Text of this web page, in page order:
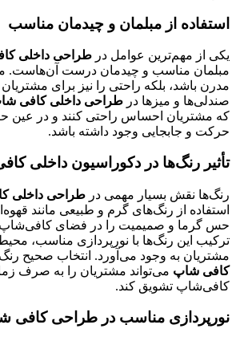
استفاده از مبلمان و چیدمان مناسب
یکی از مهم‌ترین عوامل در طراحی داخلی
مبلمان مناسب و چیدمان درست آن‌هاست.
مدرن باشد، بلکه راحتی را نیز برای
صندلی‌ها و میزها در طراحی داخلی کافی
که مشتریان احساس راحتی کنند و در عین
حرکت و جابجایی وجود داشته باشد.
تأثیر رنگ‌ها در دکوراسیون داخلی
رنگ‌ها نقش بسیار مهمی در طراحی داخلی
استفاده از رنگ‌های گرم و طبیعی مانند
حس گرما و صمیمیت را در فضای کافی‌شاپ
ترکیب این رنگ‌ها با نورپردازی مناسب،
مشتریان به وجود می‌آورد. انتخاب صحیح
کافی شاپ می‌تواند مشتریان را به صرف
کافی‌شاپ تشویق کند.
نورپردازی مناسب در طراحی کافی